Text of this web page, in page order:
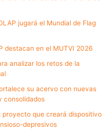
jugará el Mundial de Flag
destacan en el MUTVI 2026
analizar los retos de la
su acervo con nuevas
consolidados
proyecto que creará dispositivo
depresivos